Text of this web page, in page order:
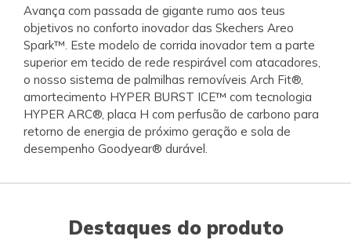
Avança com passada de gigante rumo aos teus
objetivos no conforto inovador das Skechers Areo
Spark™. Este modelo de corrida inovador tem a parte
superior em tecido de rede respirável com atacadores,
o nosso sistema de palmilhas removíveis Arch Fit®,
amortecimento HYPER BURST ICE™ com tecnologia
HYPER ARC®, placa H com perfusão de carbono para
retorno de energia de próximo geração e sola de
desempenho Goodyear® durável.
Destaques do produto